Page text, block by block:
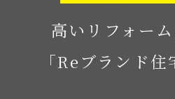
高いリフォー
｢Reブランド住